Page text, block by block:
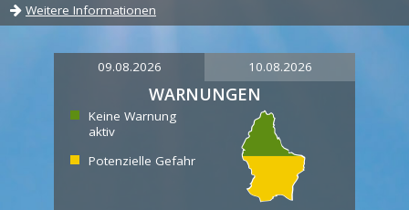
Weitere Informationen
09.08.2026 10.08.2026
WARNUNGEN
Keine Warnung
aktiv
Potenzielle Gefahr